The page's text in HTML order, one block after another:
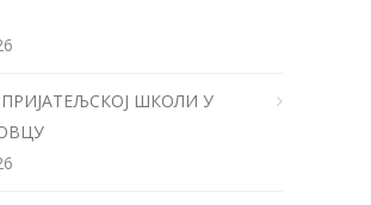
ПРИЈАТЕЉСКОЈ ШКОЛИ У